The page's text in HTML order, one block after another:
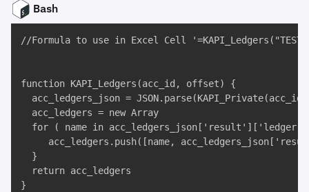
Bash
//Formula to use in Excel Cell
function KAPI_Ledgers(acc_id, offset) {
acc_ledgers_json =
acc_ledgers = new Array
for ( name in
acc_ledgers.push([name,
}
return acc_ledgers
}